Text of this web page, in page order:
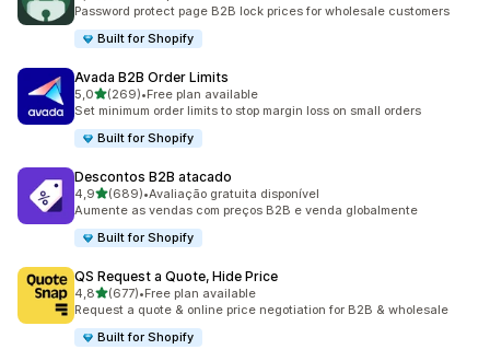
Password protect page B2B lock prices for wholesale customers
Built for Shopify
Avada B2B Order Limits
5,0de 5 estrelas
(269)
269 total de avaliações
•Free plan available
Set minimum order limits to stop margin loss on small orders
Built for Shopify
Descontos B2B atacado
4,9de 5 estrelas
(689)
689 total de avaliações
•Avaliação gratuita disponível
Aumente as vendas com preços B2B e venda globalmente
Built for Shopify
QS Request a Quote, Hide Price
4,8de 5 estrelas
(677)
677 total de avaliações
•Free plan available
Request a quote & online price negotiation for B2B & wholesale
Built for Shopify